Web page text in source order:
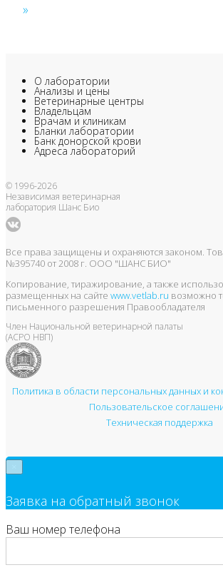
»
О лаборатории
Анализы и цены
Ветеринарные центры
Владельцам
Врачам и клиникам
Бланки лаборатории
Банк донорской крови
Адреса лабораторий
© 1996-2026
Независимая ветеринарная
лаборатория Шанс Био
Все права защищены и охраняются законом.
№395740 от 2008 г. ООО "ШАНС БИО"
Копирование, тиражирование, а также
размещенных на сайте www.vetlab.ru возможно
письменного разрешения Правообладателя
Член Национальной ветеринарной палаты
(АСРО НВП)
Политика в области персональных данных и
Пользовательское
Техническая поддержка
Заявка на обратный звонок
Ваш номер телефона